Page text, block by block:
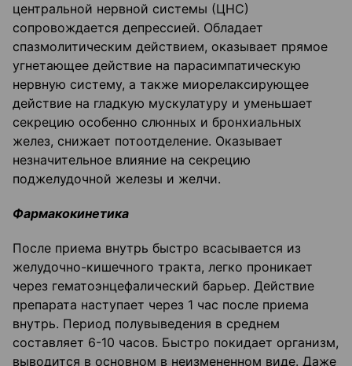
центральной нервной системы (ЦНС)
сопровождается депрессией. Обладает
спазмолитическим действием, оказывает прямое
угнетающее действие на парасимпатическую
нервную систему, а также миорелаксирующее
действие на гладкую мускулатуру и уменьшает
секрецию особенно слюнных и бронхиальных
желез, снижает потоотделение. Оказывает
незначительное влияние на секрецию
поджелудочной железы и желчи.
Фармакокинетика
После приема внутрь быстро всасывается из
желудочно-кишечного тракта, легко проникает
через гематоэнцефалический барьер. Действие
препарата наступает через 1 час после приема
внутрь. Период полувыведения в среднем
составляет 6-10 часов. Быстро покидает организм,
выводится в основном в неизмененном виде. Даже